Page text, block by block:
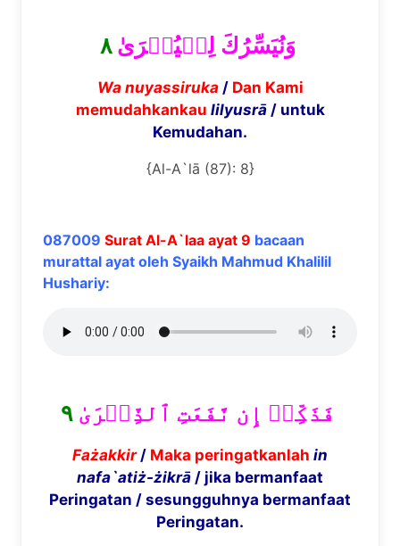
وَنُيَسِّرُكَ لِلۡيُسۡرَىٰ٨
Wa nuyassiruka/ Dan Kami
memudahkankau lilyusrā/ untuk
Kemudahan.
{Al-A`lā (87): 8}
087009 Surat Al-A`laa ayat 9 bacaan
murattal ayat oleh Syaikh Mahmud Khalilil
Hushariy:
فَذَكِّرۡ إِن نَّفَعَتِ ٱلذِّكۡرَىٰ٩
Fażakkir/ Maka peringatkanlah in
nafa`atiż-żikrā / jika bermanfaat
Peringatan / sesungguhnya bermanfaat
Peringatan.